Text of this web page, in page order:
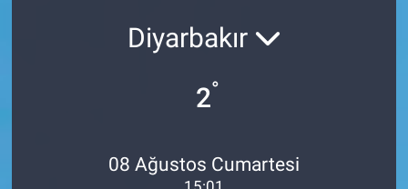
Diyarbakır
2°
08 Ağustos Cumartesi
Sağlıklı Yaşam